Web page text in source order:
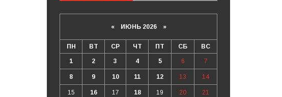
«ИЮНЬ 2026 »
ПН ВТ СР ЧТ ПТ СБ ВС
1 2 3 4 5 6 7
8 9 10 11 12 13 14
15 16 17 18 19 20 21